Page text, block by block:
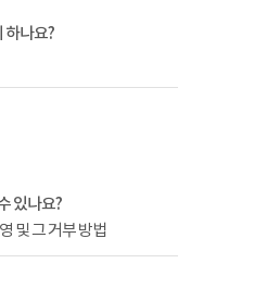
하나요?
있나요?
및 그 거부 방법